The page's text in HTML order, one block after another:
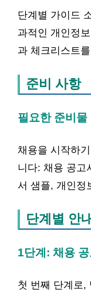
단계별 가이드
과적인 개인정
과 체크리스트
준비 사항
필요한 준비물
채용을 시작하
니다: 채용 공고
서 샘플, 개인정
단계별 안내
1단계: 채용
첫 번째 단계로,